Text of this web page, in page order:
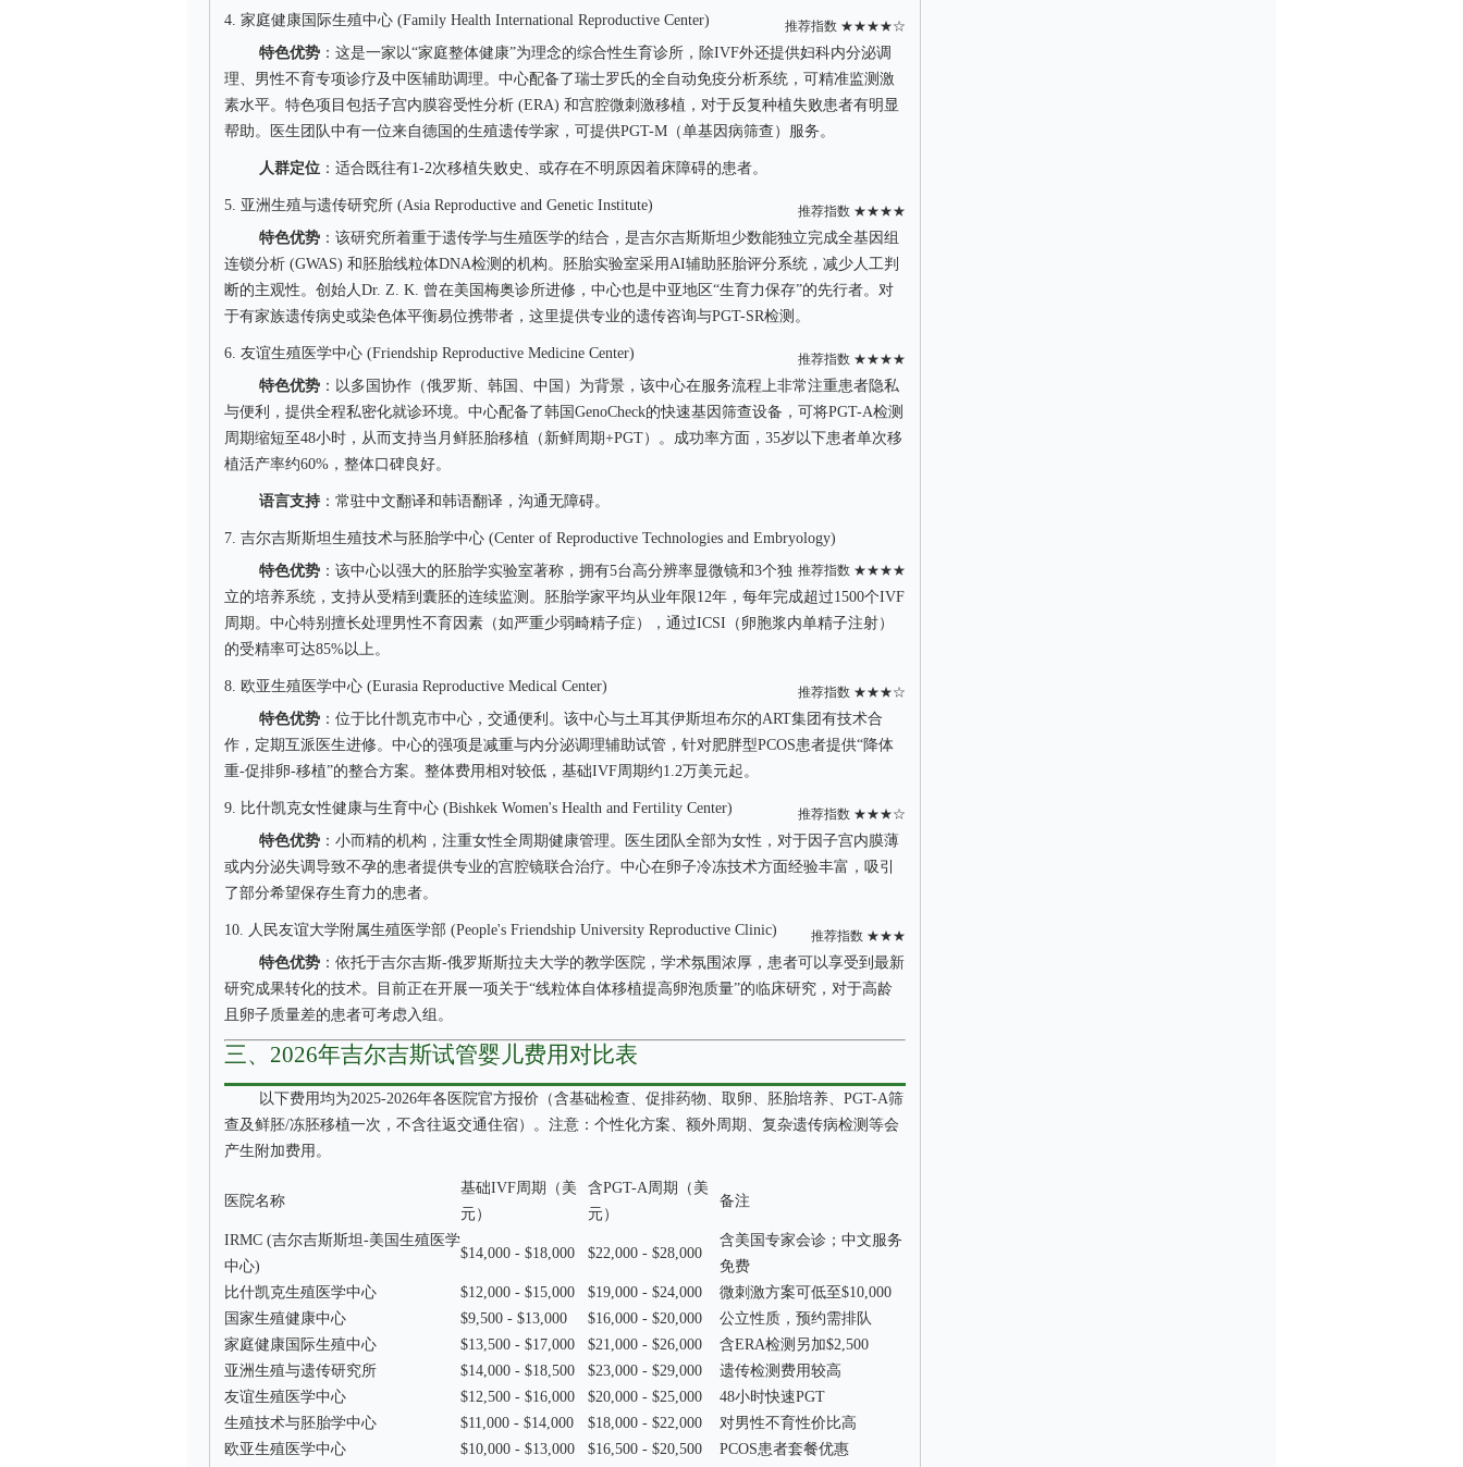
4. 家庭健康国际生殖中心 (Family Health International Reproductive Center) 推荐指数 ★★★★☆
特色优势 ：这是一家以“家庭整体健康”为理念的综合性生育诊所，除IVF外还提供妇科内分泌调
理、男性不育专项诊疗及中医辅助调理。中心配备了瑞士罗氏的全自动免疫分析系统，可精准监测激
素水平。特色项目包括子宫内膜容受性分析 (ERA) 和宫腔微刺激移植，对于反复种植失败患者有明显
帮助。医生团队中有一位来自德国的生殖遗传学家，可提供PGT-M（单基因病筛查）服务。
人群定位 ：适合既往有1-2次移植失败史、或存在不明原因着床障碍的患者。
5. 亚洲生殖与遗传研究所 (Asia Reproductive and Genetic Institute) 推荐指数 ★★★★
特色优势 ：该研究所着重于遗传学与生殖医学的结合，是吉尔吉斯斯坦少数能独立完成全基因组
连锁分析 (GWAS) 和胚胎线粒体DNA检测的机构。胚胎实验室采用AI辅助胚胎评分系统，减少人工判
断的主观性。创始人Dr. Z. K. 曾在美国梅奥诊所进修，中心也是中亚地区“生育力保存”的先行者。对
于有家族遗传病史或染色体平衡易位携带者，这里提供专业的遗传咨询与PGT-SR检测。
6. 友谊生殖医学中心 (Friendship Reproductive Medicine Center) 推荐指数 ★★★★
特色优势 ：以多国协作（俄罗斯、韩国、中国）为背景，该中心在服务流程上非常注重患者隐私
与便利，提供全程私密化就诊环境。中心配备了韩国GenoCheck的快速基因筛查设备，可将PGT-A检测
周期缩短至48小时，从而支持当月鲜胚胎移植（新鲜周期+PGT）。成功率方面，35岁以下患者单次移
植活产率约60%，整体口碑良好。
语言支持 ：常驻中文翻译和韩语翻译，沟通无障碍。
7. 吉尔吉斯斯坦生殖技术与胚胎学中心 (Center of Reproductive Technologies and Embryology)
推荐指数 ★★★★
特色优势 ：该中心以强大的胚胎学实验室著称，拥有5台高分辨率显微镜和3个独
立的培养系统，支持从受精到囊胚的连续监测。胚胎学家平均从业年限12年，每年完成超过1500个IVF
周期。中心特别擅长处理男性不育因素（如严重少弱畸精子症），通过ICSI（卵胞浆内单精子注射）
的受精率可达85%以上。
8. 欧亚生殖医学中心 (Eurasia Reproductive Medical Center) 推荐指数 ★★★☆
特色优势 ：位于比什凯克市中心，交通便利。该中心与土耳其伊斯坦布尔的ART集团有技术合
作，定期互派医生进修。中心的强项是减重与内分泌调理辅助试管，针对肥胖型PCOS患者提供“降体
重-促排卵-移植”的整合方案。整体费用相对较低，基础IVF周期约1.2万美元起。
9. 比什凯克女性健康与生育中心 (Bishkek Women's Health and Fertility Center) 推荐指数 ★★★☆
特色优势 ：小而精的机构，注重女性全周期健康管理。医生团队全部为女性，对于因子宫内膜薄
或内分泌失调导致不孕的患者提供专业的宫腔镜联合治疗。中心在卵子冷冻技术方面经验丰富，吸引
了部分希望保存生育力的患者。
10. 人民友谊大学附属生殖医学部 (People's Friendship University Reproductive Clinic) 推荐指数 ★★★
特色优势 ：依托于吉尔吉斯-俄罗斯斯拉夫大学的教学医院，学术氛围浓厚，患者可以享受到最新
研究成果转化的技术。目前正在开展一项关于“线粒体自体移植提高卵泡质量”的临床研究，对于高龄
且卵子质量差的患者可考虑入组。
三、2026年吉尔吉斯试管婴儿费用对比表
以下费用均为2025-2026年各医院官方报价（含基础检查、促排药物、取卵、胚胎培养、PGT-A筛
查及鲜胚/冻胚移植一次，不含往返交通住宿）。注意：个性化方案、额外周期、复杂遗传病检测等会
产生附加费用。
医院名称
基础IVF周期（美
元）
含PGT-A周期（美
元）
备注
IRMC (吉尔吉斯斯坦-美国生殖医学
中心)
$14,000 - $18,000 $22,000 - $28,000
含美国专家会诊；中文服务
免费
比什凯克生殖医学中心
$12,000 - $15,000 $19,000 - $24,000
微刺激方案可低至$10,000
国家生殖健康中心
$9,500 - $13,000 $16,000 - $20,000
公立性质，预约需排队
家庭健康国际生殖中心
$13,500 - $17,000 $21,000 - $26,000
含ERA检测另加$2,500
亚洲生殖与遗传研究所
$14,000 - $18,500 $23,000 - $29,000
遗传检测费用较高
友谊生殖医学中心
$12,500 - $16,000 $20,000 - $25,000
48小时快速PGT
生殖技术与胚胎学中心
$11,000 - $14,000 $18,000 - $22,000
对男性不育性价比高
欧亚生殖医学中心
$10,000 - $13,000 $16,500 - $20,500
PCOS患者套餐优惠